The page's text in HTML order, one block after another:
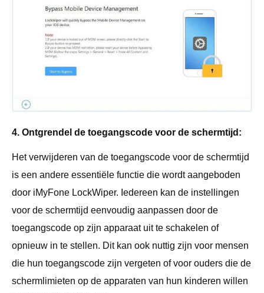
4. Ontgrendel de toegangscode voor de schermtijd:
Het verwijderen van de toegangscode voor de schermtijd
is een andere essentiële functie die wordt aangeboden
door iMyFone LockWiper. Iedereen kan de instellingen
voor de schermtijd eenvoudig aanpassen door de
toegangscode op zijn apparaat uit te schakelen of
opnieuw in te stellen. Dit kan ook nuttig zijn voor mensen
die hun toegangscode zijn vergeten of voor ouders die de
schermlimieten op de apparaten van hun kinderen willen